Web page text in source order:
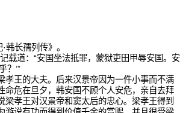
韩长孺列传》。
记载道：“安国坐法抵罪，蒙狱吏田甲辱安国。安
？’”
孝王的大夫。后来汉景帝因为一件小事而不满
命危在旦夕，韩安国不顾个人安危，亲自去拜
梁孝王对汉景帝和窦太后的忠心。梁孝王得到